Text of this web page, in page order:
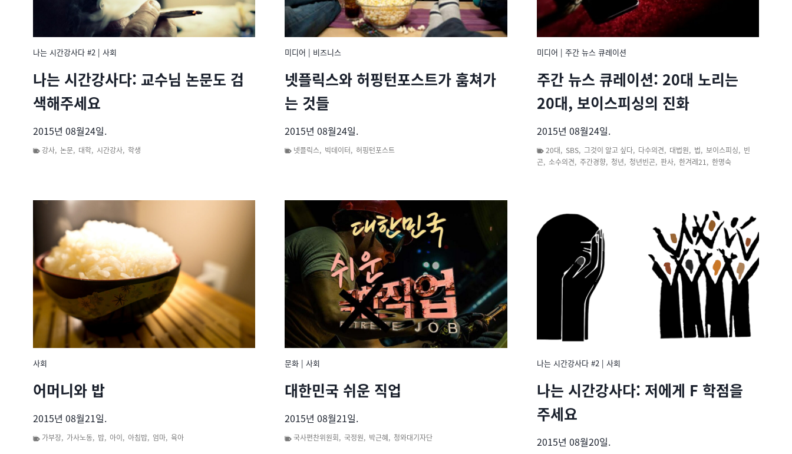
나는 시간강사다 #2 | 사회
나는 시간강사다: 교수님 논문도 검
색해주세요
2015년 08월24일.
강사, 논문, 대학, 시간강사, 학생
미디어 | 비즈니스
넷플릭스와 허핑턴포스트가 훔쳐가
는 것들
2015년 08월24일.
넷플릭스, 빅데이터, 허핑턴포스트
미디어 | 주간 뉴스 큐레이션
주간 뉴스 큐레이션: 20대 노리는
20대, 보이스피싱의 진화
2015년 08월24일.
20대, SBS, 그것이 알고 싶다, 다수의견, 대법원, 법, 보이스피싱, 빈
곤, 소수의견, 주간경향, 청년, 청년빈곤, 판사, 한겨레21 , 한명숙
사회
어머니와 밥
2015년 08월21일.
가부장, 가사노동, 밥, 아이, 아침밥, 엄마, 육아
문화 |사회
대한민국 쉬운 직업
2015년 08월21일.
국사편찬위원회, 국정원, 박근혜, 청와대기자단
나는 시간강사다 #2| 사회
나는 시간강사다: 저에게 F 학점을
주세요
2015년 08월20일.